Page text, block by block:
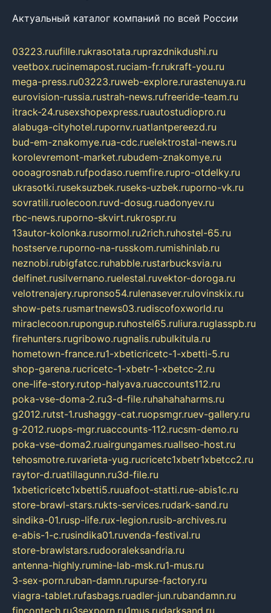
Актуальный каталог компаний по всей России
03223.ruufille.rukrasotata.ruprazdnikdushi.ru
veetbox.rucinemapost.ruciam-fr.rukraft-you.ru
mega-press.ru03223.ruweb-explore.rurastenuya.ru
eurovision-russia.rustrah-news.rufreeride-team.ru
itrack-24.rusexshopexpress.ruautostudiopro.ru
alabuga-cityhotel.rupornv.ruatlantpereezd.ru
bud-em-znakomye.rua-cdc.ruelektrostal-news.ru
korolevremont-market.rubudem-znakomye.ru
oooagrosnab.rufpodaso.ruemfire.rupro-otdelky.ru
ukrasotki.ruseksuzbek.ruseks-uzbek.ruporno-vk.ru
sovratili.ruolecoon.ruvd-dosug.ruadonyev.ru
rbc-news.ruporno-skvirt.rukrospr.ru
13autor-kolonka.rusormol.ru2rich.ruhostel-65.ru
hostserve.ruporno-na-russkom.rumishinlab.ru
neznobi.rubigfatcc.ruhabble.rustarbucksvia.ru
delfinet.rusilvernano.ruelestal.ruvektor-doroga.ru
velotrenajery.rupronso54.rulenasever.rulovinskix.ru
show-pets.rusmartnews03.rudiscofoxworld.ru
miraclecoon.rupongup.ruhostel65.ruliura.ruglasspb.ru
firehunters.rugribowo.rugnalis.rubulkitula.ru
hometown-france.ru1-xbeticricetc-1-xbetti-5.ru
shop-garena.rucricetc-1-xbetr-1-xbetcc-2.ru
one-life-story.rutop-halyava.ruaccounts112.ru
poka-vse-doma-2.ru3-d-file.ruhahahaharms.ru
g2012.rutst-1.rushaggy-cat.ruopsmgr.ruev-gallery.ru
g-2012.ruops-mgr.ruaccounts-112.rucsm-demo.ru
poka-vse-doma2.ruairgungames.ruallseo-host.ru
tehosmotre.ruvarieta-yug.rucricetc1xbetr1xbetcc2.ru
raytor-d.ruatillagunn.ru3d-file.ru
1xbeticricetc1xbetti5.ruuafoot-statti.rue-abis1c.ru
store-brawl-stars.rukts-services.rudark-sand.ru
sindika-01.rusp-life.rux-legion.rusib-archives.ru
e-abis-1-c.rusindika01.ruvenda-festival.ru
store-brawlstars.rudooraleksandria.ru
antenna-highly.rumine-lab-msk.ru1-mus.ru
3-sex-porn.ruban-damn.rupurse-factory.ru
viagra-tablet.rufasbags.ruadler-jun.rubandamn.ru
fincontech.ru3sexporn.ru1mus.rudarksand.ru